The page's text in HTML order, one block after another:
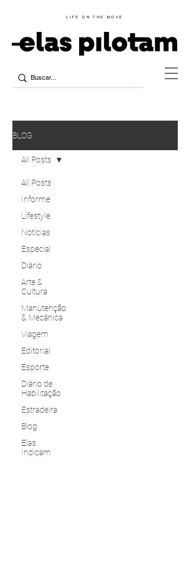
LIFE ON THE MOVE
BLOG
All Posts
Informe
Lifestyle
Notícias
Especial
Diário
Arte &
Cultura
Manutenção
& Mecânica
Viagem
Editorial
Esporte
Diário de
Habilitação
Estradeira
Blog
Elas
Indicam
All Posts